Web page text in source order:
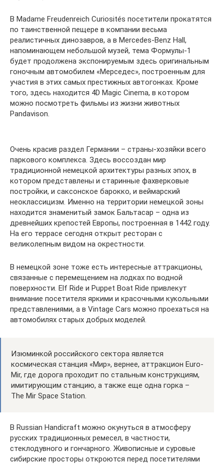
В Madame Freudenreich Curiosités посетители прокатятся
по таинственной пещере в компании весьма
реалистичных динозавров, а в Mercedes-Benz Hall,
напоминающем небольшой музей, тема Формулы-1
будет продолжена экспонируемым здесь оригинальным
гоночным автомобилем «Мерседес», построенным для
участия в этих самых престижных автогонках. Кроме
того, здесь находится 4D Magic Cinema, в котором
можно посмотреть фильмы из жизни животных
Pandavison.
Очень красив раздел Германии – страны-хозяйки всего
паркового комплекса. Здесь воссоздан мир
традиционной немецкой архитектуры разных эпох, в
котором представлены и старинные фахверковые
постройки, и саксонское барокко, и веймарский
неоклассицизм. Именно на территории немецкой зоны
находится знаменитый замок Бальтасар – одна из
древнейших крепостей Европы, построенная в 1442 году.
На его террасе сегодня открыт ресторан с
великолепным видом на окрестности.
В немецкой зоне тоже есть интересные аттракционы,
связанные с перемещением на лодках по водной
поверхности. Elf Ride и Puppet Boat Ride привлекут
внимание посетителя яркими и красочными кукольными
представлениями, а в Vintage Cars можно проехаться на
автомобилях старых добрых моделей.
Изюминкой российского сектора является
космическая станция «Мир», вернее, аттракцион Euro-
Mir, где дорога проходит по стальным конструкциям,
имитирующим станцию, а также еще одна горка –
The Mir Space Station.
В Russian Handicraft можно окунуться в атмосферу
русских традиционных ремесел, в частности,
стеклодувного и гончарного. Живописные и суровые
сибирские просторы откроются перед посетителями